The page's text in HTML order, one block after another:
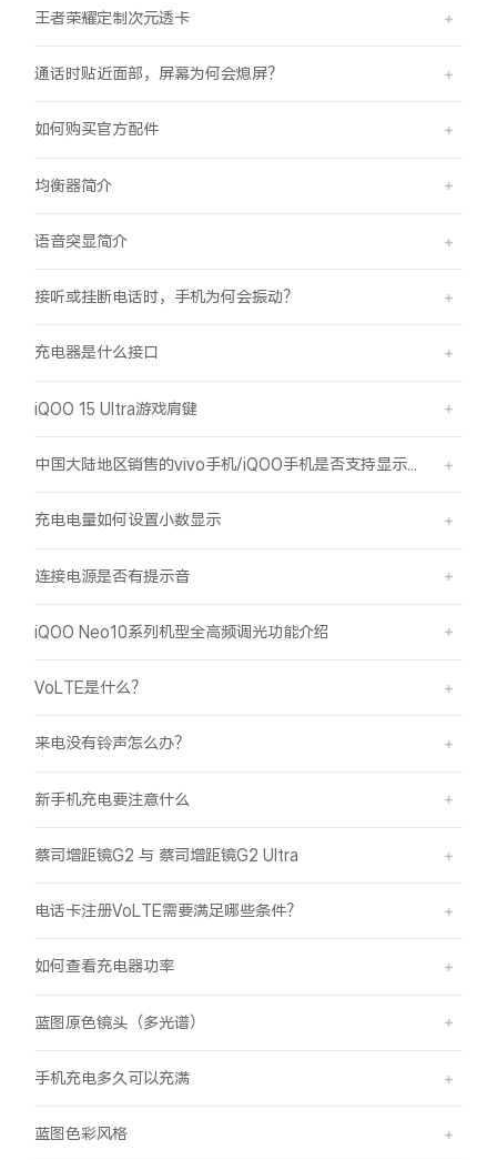
王者荣耀定制次元透卡
通话时贴近面部，屏幕为何会熄屏？
如何购买官方配件
均衡器简介
语音突显简介
接听或挂断电话时，手机为何会振动？
充电器是什么接口
iQOO 15 Ultra游戏肩键
充电电量如何设置小数显示
连接电源是否有提示音
iQOO Neo10系列机型全高频调光功能介绍
VoLTE是什么？
来电没有铃声怎么办？
新手机充电要注意什么
蔡司增距镜G2 与 蔡司增距镜G2 Ultra
电话卡注册VoLTE需要满足哪些条件？
如何查看充电器功率
蓝图原色镜头（多光谱）
手机充电多久可以充满
蓝图色彩风格